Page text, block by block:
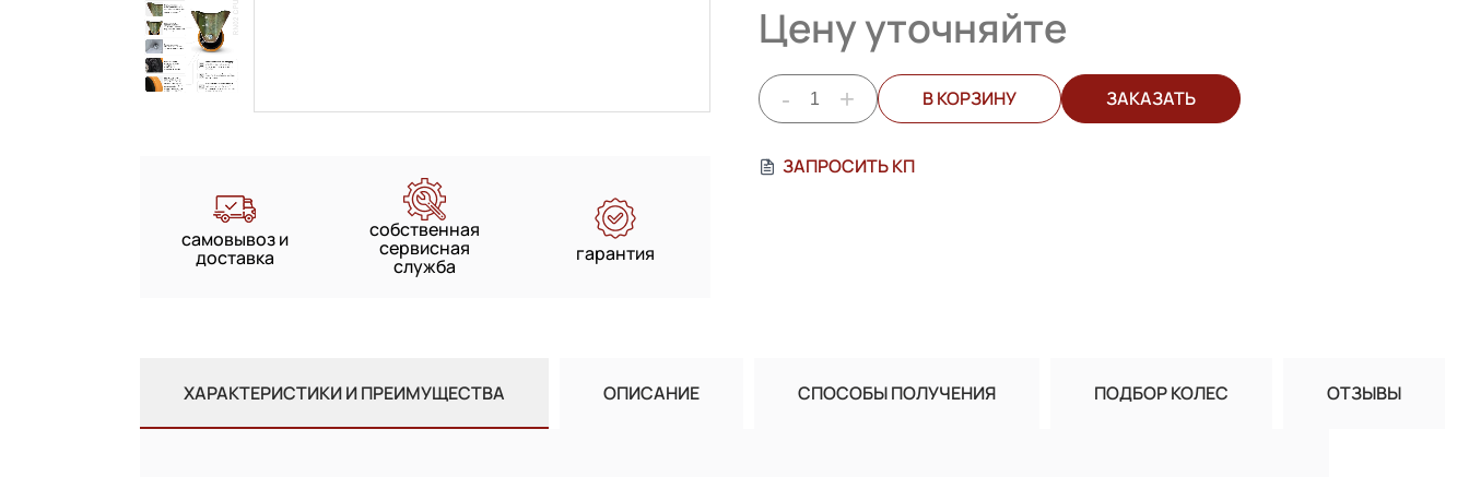
самовывоз и
доставка
собственная
сервисная
служба
гарантия
Цену уточняйте
- + В КОРЗИНУ ЗАКАЗАТЬ
ЗАПРОСИТЬ КП
ХАРАКТЕРИСТИКИ И ПРЕИМУЩЕСТВА ОПИСАНИЕ СПОСОБЫ ПОЛУЧЕНИЯ ПОДБОР КОЛЕС ОТЗЫВЫ